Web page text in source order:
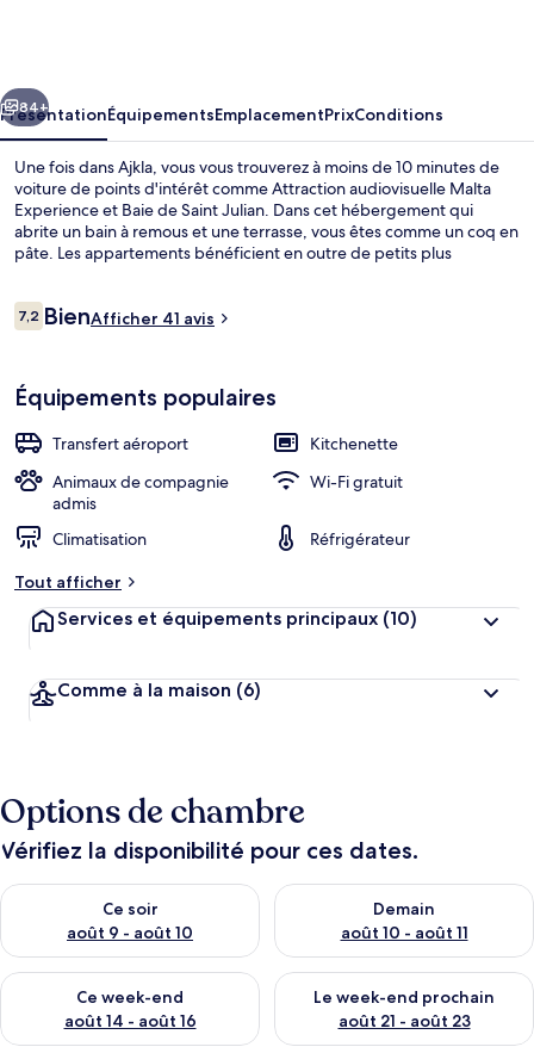
Suivant
84+
PrésentationÉquipementsEmplacementPrixConditions
Une fois dans Ajkla, vous vous trouverez à moins de 10 minutes de
voiture de points d'intérêt comme Attraction audiovisuelle Malta
Experience et Baie de Saint Julian. Dans cet hébergement qui
abrite un bain à remous et une terrasse, vous êtes comme un coq en
pâte. Les appartements bénéficient en outre de petits plus
Avis
voyageurs
7,27,2 sur 10
BienAfficher 41 avis
Équipements populaires
Transfert aéroport
Kitchenette
Animaux de compagnie
admis
Wi-Fi gratuit
Climatisation
Réfrigérateur
Tout afficher
Services et équipements principaux (10)
Comme à la maison (6)
Options de chambre
Vérifiez la disponibilité pour ces dates.
Ce soir
août 9 - août 10
Vérifier la disponibilité pour ce soir août 9 - août 10
Demain
août 10 - août 11
Vérifier la disponibilité pour
Ce week-end
août 14 - août 16
Vérifier la disponibilité pour ce week-end août 14 - août 16
Le week-end prochain
août 21 - août 23
Vérifier la disponibilité pour